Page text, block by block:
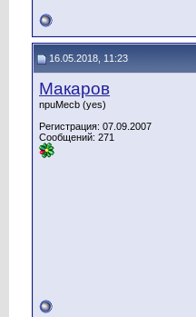
16.05.2018, 11:23
Макаров
npuMecb (yes)
Регистрация: 07.09.2007
Сообщений: 271